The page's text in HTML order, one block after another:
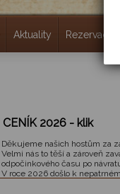
Aktuality Rezervace
CENÍK 2026 - klik
Děkujeme našich hostům za
Velmi nás to těší a zároveň
odpočinkového času po
V roce 2026 došlo k